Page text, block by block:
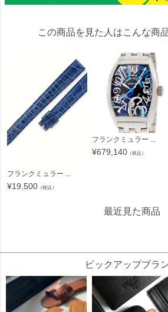
この商品を見た人はこんな商
フランクミュラー ...
¥19,500 （税込）
フランクミュラー ...
¥679,140 （税込）
最近見た商品
ピックアップブラ